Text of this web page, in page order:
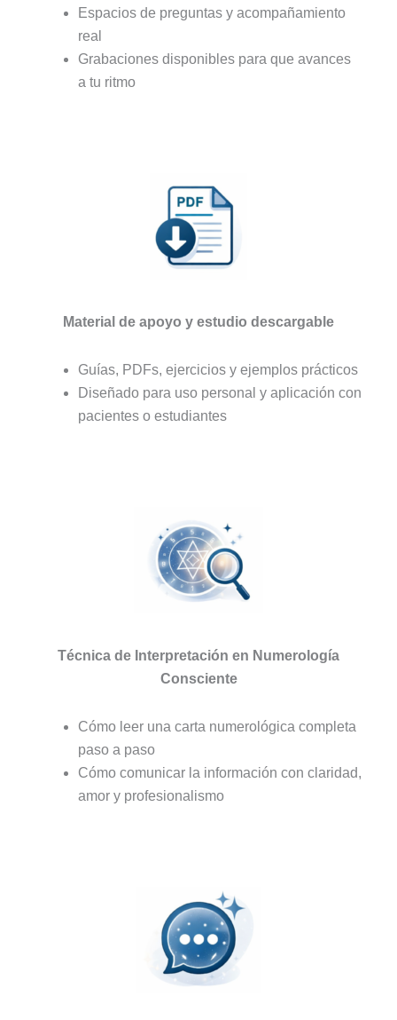
Espacios de preguntas y acompañamiento
real
Grabaciones disponibles para que avances
a tu ritmo
Material de apoyo y estudio descargable
Guías, PDFs, ejercicios y ejemplos prácticos
Diseñado para uso personal y aplicación con
pacientes o estudiantes
Técnica de Interpretación en Numerología
Consciente
Cómo leer una carta numerológica completa
paso a paso
Cómo comunicar la información con claridad,
amor y profesionalismo